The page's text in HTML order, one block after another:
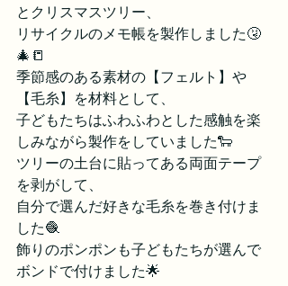
とクリスマスツリー、
リサイクルのメモ帳を製作しました🤧
🎄📒
季節感のある素材の【フェルト】や
【毛糸】を材料として、
子どもたちはふわふわとした感触を楽
しみながら製作をしていました🐑
ツリーの土台に貼ってある両面テープ
を剥がして、
自分で選んだ好きな毛糸を巻き付けま
した🧶
飾りのポンポンも子どもたちが選んで
ボンドで付けました🌟